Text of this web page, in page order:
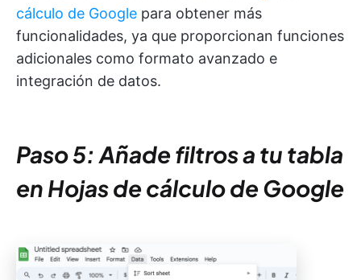
cálculo de Google para obtener más
funcionalidades, ya que proporcionan funciones
adicionales como formato avanzado e
integración de datos.
Paso 5: Añade filtros a tu tabla
en Hojas de cálculo de Google